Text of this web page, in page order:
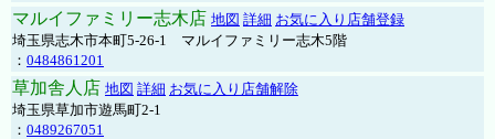
マルイファミリー志木店 地図 詳細 お気に入り店舗登録
埼玉県志木市本町5-26-1 マルイファミリー志木5階
： 0484861201
草加舎人店 地図 詳細 お気に入り店舗解除
埼玉県草加市遊馬町2-1
： 0489267051